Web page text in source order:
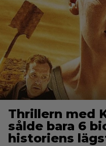
Thrillern med
sålde bara 6
historiens